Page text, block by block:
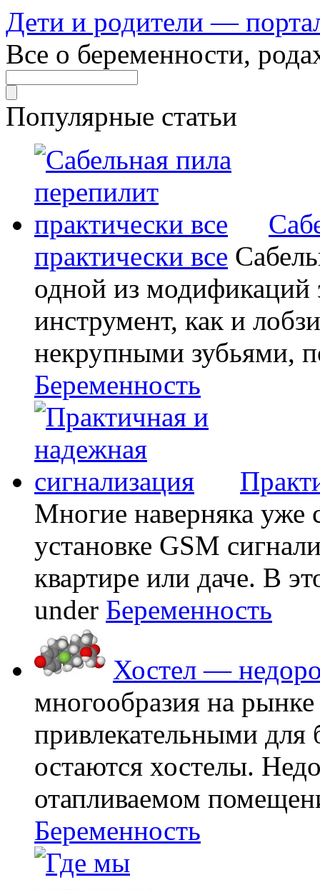
Дети и родители —
Все о беременности,
Популярные статьи
практически все
одной из модификаций
инструмент, как и
некрупными зубьями,
Беременность
Многие наверняка уже
установке GSM
квартире или даче. В
under Беременность
Хостел —
многообразия на
привлекательными
остаются хостелы.
отапливаемом
Беременность